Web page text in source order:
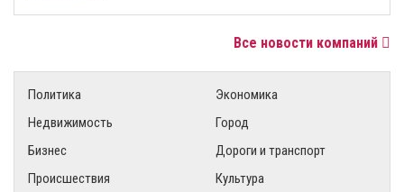
Все новости компаний
Политика
Экономика
Недвижимость
Город
Бизнес
Дороги и транспорт
Происшествия
Культура